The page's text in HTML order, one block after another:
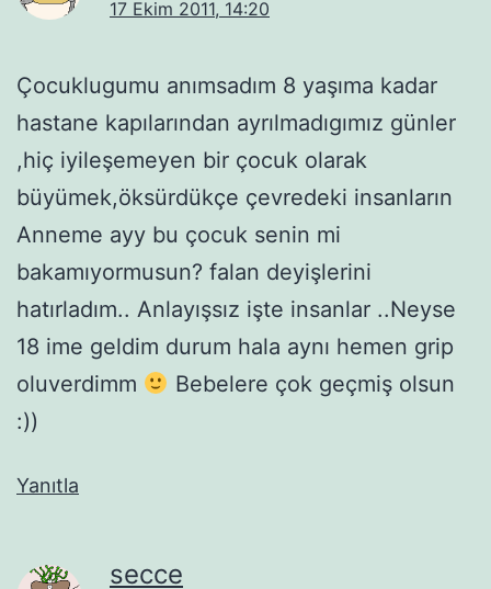
17 Ekim 2011, 14:20
Çocuklugumu anımsadım 8 yaşıma kadar
hastane kapılarından ayrılmadıgımız günler
,hiç iyileşemeyen bir çocuk olarak
büyümek,öksürdükçe çevredeki insanların
Anneme ayy bu çocuk senin mi
bakamıyormusun? falan deyişlerini
hatırladım.. Anlayışsız işte insanlar ..Neyse
18 ime geldim durum hala aynı hemen grip
oluverdimm
Bebelere çok geçmiş olsun
:))
Yanıtla
secce